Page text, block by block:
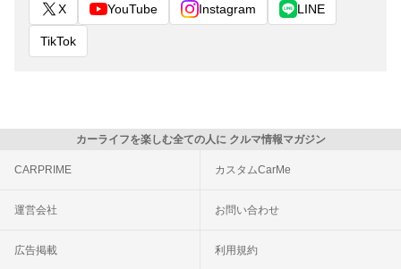
X YouTube Instagram LINE
TikTok
カーライフを楽しむ全ての人に クルマ情報マガジン
CARPRIME カスタムCarMe
運営会社 お問い合わせ
広告掲載 利用規約